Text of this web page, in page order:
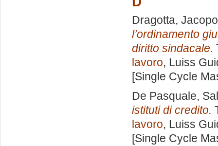
Dragotta, Jacopo
l’ordinamento
diritto sindacale.
lavoro, Luiss
[Single Cycle
De Pasquale,
istituti di credito.
lavoro, Luiss
[Single Cycle